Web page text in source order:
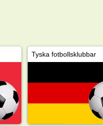
Tyska fotbollsklubbar